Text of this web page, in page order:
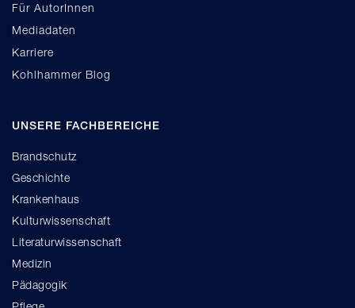
Für AutorInnen
Mediadaten
Karriere
Kohlhammer Blog
UNSERE FACHBEREICHE
Brandschutz
Geschichte
Krankenhaus
Kulturwissenschaft
Literaturwissenschaft
Medizin
Pädagogik